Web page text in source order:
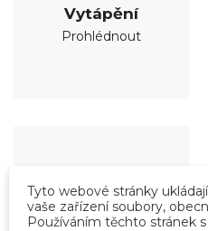
Vytápění
Prohlédnout
Tyto webové stránky
vaše zařízení soubory,
Používáním těchto stránek